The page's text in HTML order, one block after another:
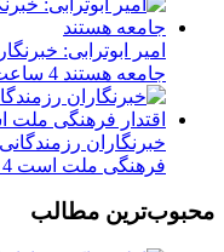
امیر ابوترابی:
جامعه هستند 4 ساعت پیش
خبرنگاران
فرهنگی ملت است 4 ساعت پیش
محبوب‌ترین مطالب